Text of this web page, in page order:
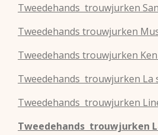
Tweedehands trouwjurken
Tweedehands trouwjurken
Tweedehands trouwjurken
Tweedehands trouwjurken La
Tweedehands trouwjurken
Tweedehands trouwjurken